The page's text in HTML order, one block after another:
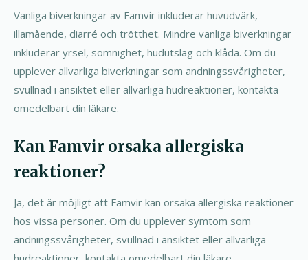
Vanliga biverkningar av Famvir inkluderar huvudvärk,
illamående, diarré och trötthet. Mindre vanliga biverkningar
inkluderar yrsel, sömnighet, hudutslag och klåda. Om du
upplever allvarliga biverkningar som andningssvårigheter,
svullnad i ansiktet eller allvarliga hudreaktioner, kontakta
omedelbart din läkare.
Kan Famvir orsaka allergiska
reaktioner?
Ja, det är möjligt att Famvir kan orsaka allergiska reaktioner
hos vissa personer. Om du upplever symtom som
andningssvårigheter, svullnad i ansiktet eller allvarliga